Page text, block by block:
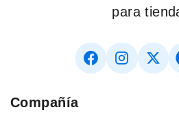
para
Compañía